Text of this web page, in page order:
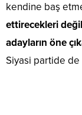
kendine baş
ettirecekleri
adayların öne
Siyasi partide